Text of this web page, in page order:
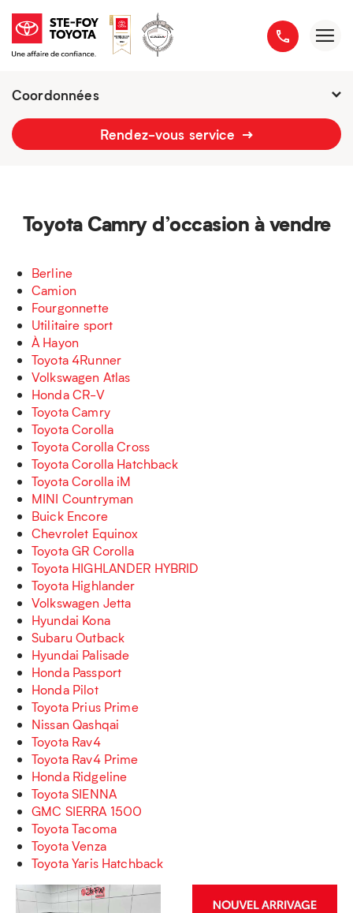
Coordonnées
Fermé : Ouverture-
Rendez-vous service
Toyota Camry d’occasion à vendre
Berline
Camion
Fourgonnette
Utilitaire sport
À Hayon
Toyota 4Runner
Volkswagen Atlas
Honda CR-V
Toyota Camry
Toyota Corolla
Toyota Corolla Cross
Toyota Corolla Hatchback
Toyota Corolla iM
MINI Countryman
Buick Encore
Chevrolet Equinox
Toyota GR Corolla
Toyota HIGHLANDER HYBRID
Toyota Highlander
Volkswagen Jetta
Hyundai Kona
Subaru Outback
Hyundai Palisade
Honda Passport
Honda Pilot
Toyota Prius Prime
Nissan Qashqai
Toyota Rav4
Toyota Rav4 Prime
Honda Ridgeline
Toyota SIENNA
GMC SIERRA 1500
Toyota Tacoma
Toyota Venza
Toyota Yaris Hatchback